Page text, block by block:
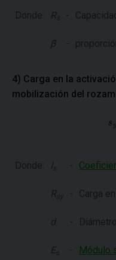
Donde: Rs -
β -
4) Carga en la
mobilización del
Donde: Is -
Rsy - Carga
d -
E s - Módulo